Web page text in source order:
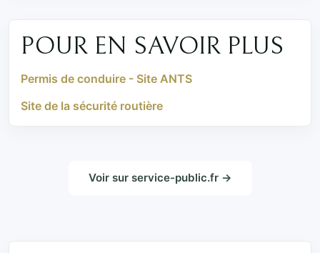
POUR EN SAVOIR PLUS
Permis de conduire - Site ANTS
Site de la sécurité routière
Voir sur service-public.fr →